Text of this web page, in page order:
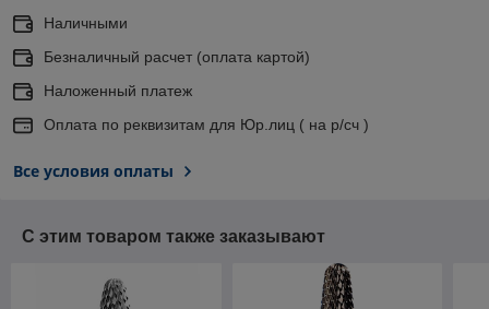
Наличными
Безналичный расчет (оплата картой)
Наложенный платеж
Оплата по реквизитам для Юр.лиц ( на р/сч )
Все условия оплаты
С этим товаром также заказывают